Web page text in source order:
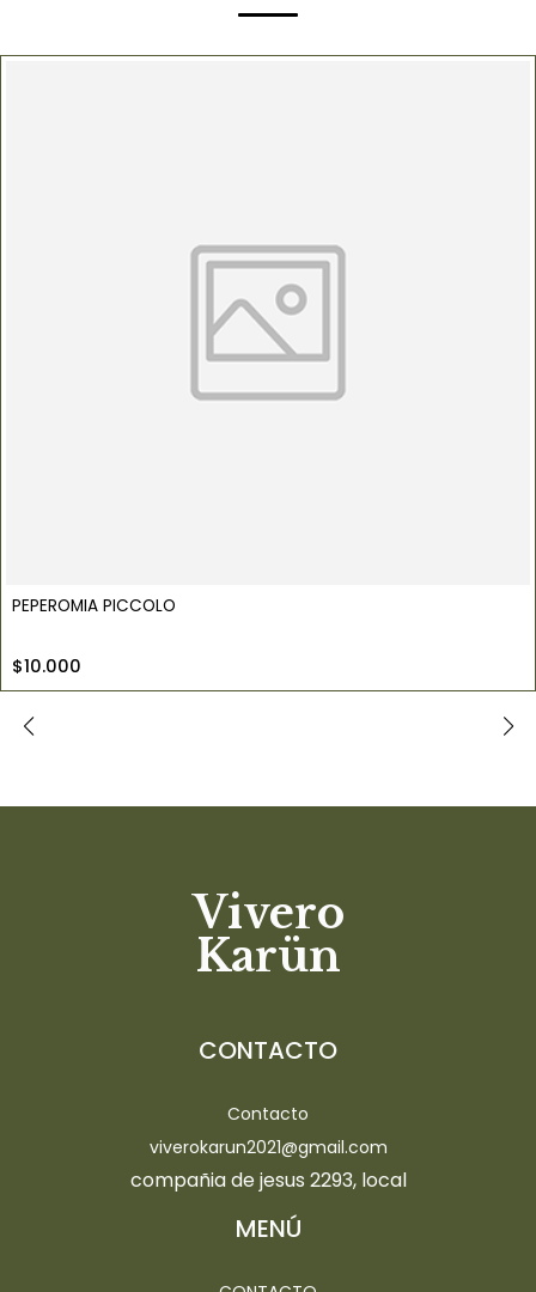
PEPEROMIA PICCOLO
$10.000
Vivero
Karün
CONTACTO
Contacto
viverokarun2021@gmail.com
compañia de jesus 2293, local
MENÚ